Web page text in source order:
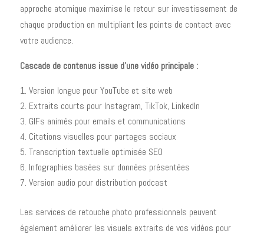
approche atomique maximise le retour sur investissement de
chaque production en multipliant les points de contact avec
votre audience.
Cascade de contenus issue d'une vidéo principale :
Version longue pour YouTube et site web
Extraits courts pour Instagram, TikTok, LinkedIn
GIFs animés pour emails et communications
Citations visuelles pour partages sociaux
Transcription textuelle optimisée SEO
Infographies basées sur données présentées
Version audio pour distribution podcast
Les services de retouche photo professionnels peuvent
également améliorer les visuels extraits de vos vidéos pour